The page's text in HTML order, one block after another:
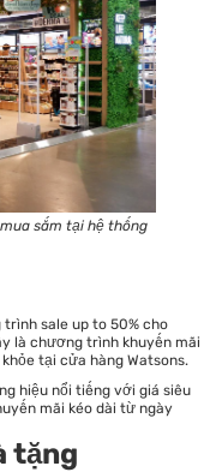
sắm tại hệ thống
sale up to 50% cho
là chương trình khuyến mãi
tại cửa hàng Watsons.
hiệu nổi tiếng với giá siêu
mãi kéo dài từ ngày
tặng